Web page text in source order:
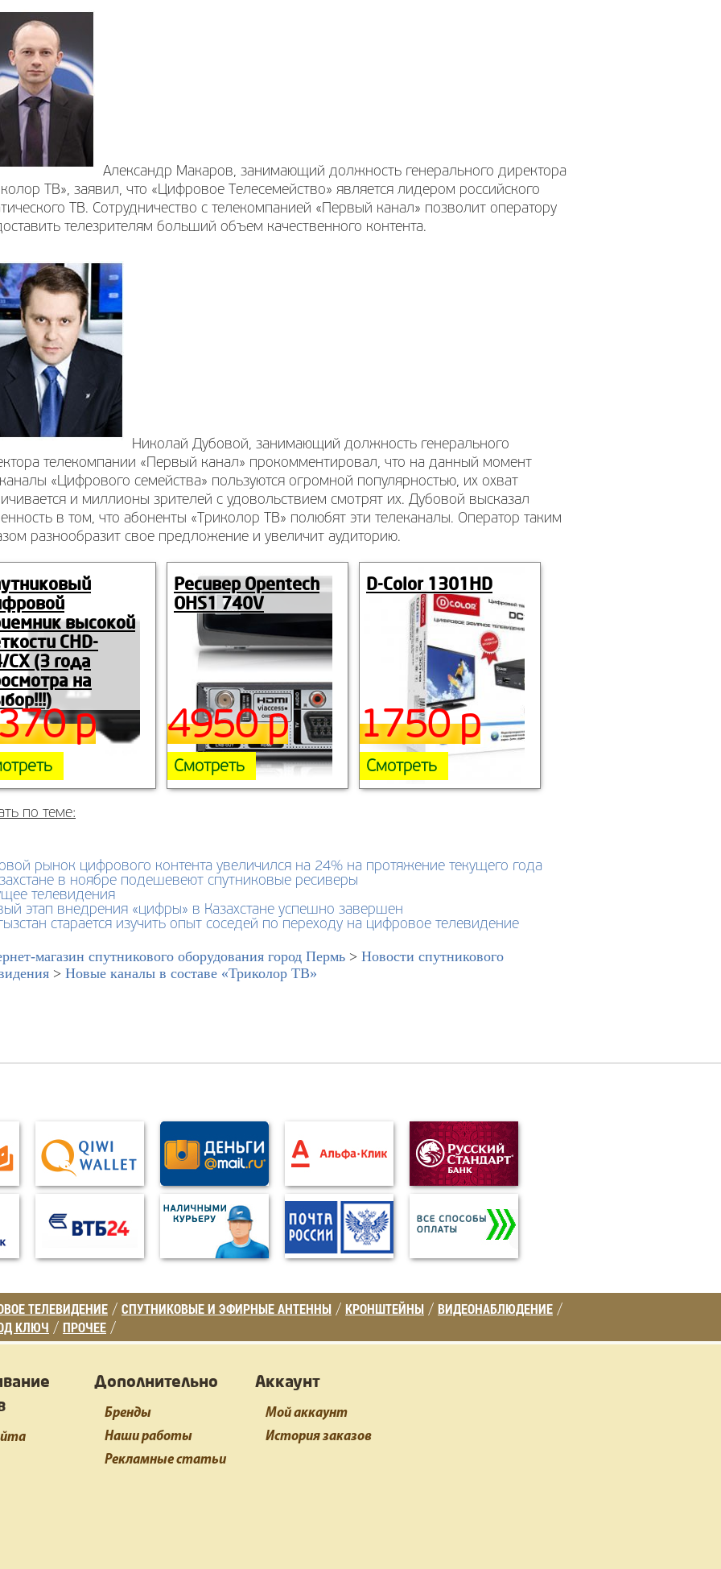
Александр Макаров, занимающий должность генерального директора
ТВ», заявил, что «Цифровое Телесемейство» является лидером российского
ТВ. Сотрудничество с телекомпанией «Первый канал» позволит оператору
телезрителям больший объем качественного контента.
Николай Дубовой, занимающий должность генерального
телекомпании «Первый канал» прокомментировал, что на данный момент
«Цифрового семейства» пользуются огромной популярностью, их охват
и миллионы зрителей с удовольствием смотрят их. Дубовой высказал
в том, что абоненты «Триколор ТВ» полюбят эти телеканалы. Оператор таким
разнообразит свое предложение и увеличит аудиторию.
высокой
CHD-
CX (3 года
на
р
Ресивер Opentech
OHS1 740V
Смотреть
4950 р
D-Сolor 1301HD
Смотреть
1750 р
по теме:
рынок цифрового контента увеличился на 24% на протяжение текущего года
в ноябре подешевеют спутниковые ресиверы
телевидения
этап внедрения «цифры» в Казахстане успешно завершен
старается изучить опыт соседей по переходу на цифровое телевидение
магазин спутникового оборудования город Пермь > Новости спутникового
> Новые каналы в составе «Триколор ТВ»
ТЕЛЕВИДЕНИЕ / СПУТНИКОВЫЕ И ЭФИРНЫЕ АНТЕННЫ / КРОНШТЕЙНЫ / ВИДЕОНАБЛЮДЕНИЕ /
КЛЮЧ / ПРОЧЕЕ /
Дополнительно
Бренды
Наши работы
Рекламные статьи
Аккаунт
Мой аккаунт
История заказов